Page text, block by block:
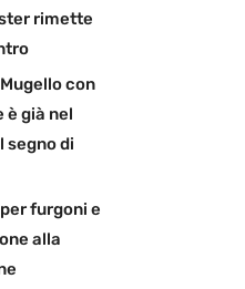
rimette
con
è già nel
segno di
furgoni e
alla